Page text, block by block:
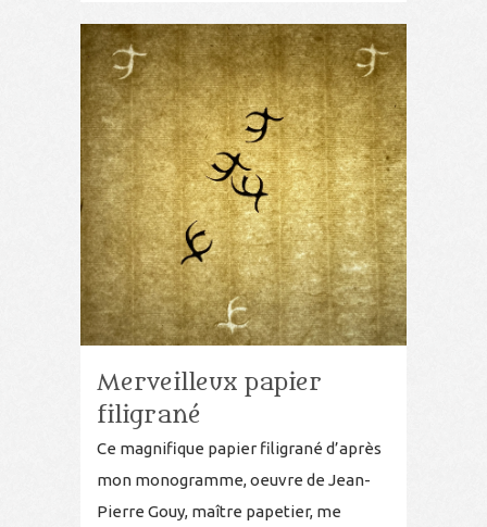
Merveilleux papier
filigrané
Ce magnifique papier filigrané d’après
mon monogramme, oeuvre de Jean-
Pierre Gouy, maître papetier, me